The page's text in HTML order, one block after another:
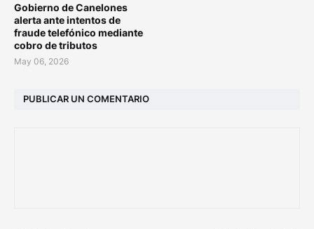
Gobierno de Canelones
alerta ante intentos de
fraude telefónico mediante
cobro de tributos
May 06, 2026
PUBLICAR UN COMENTARIO